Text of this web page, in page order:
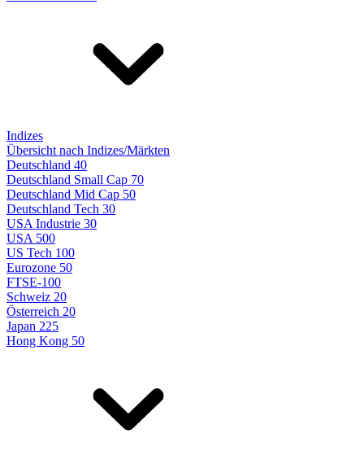
Indizes
Übersicht nach Indizes/Märkten
Deutschland 40
Deutschland Small Cap 70
Deutschland Mid Cap 50
Deutschland Tech 30
USA Industrie 30
USA 500
US Tech 100
Eurozone 50
FTSE-100
Schweiz 20
Österreich 20
Japan 225
Hong Kong 50